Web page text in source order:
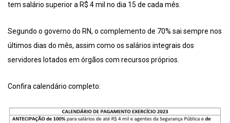
tem salário superior a R$ 4 mil no dia 15 de cada mês.
Segundo o governo do RN, o complemento de 70% sai sempre nos
últimos dias do mês, assim como os salários integrais dos
servidores lotados em órgãos com recursos próprios.
Confira calendário completo: